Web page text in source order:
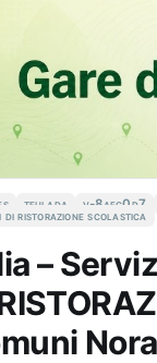
teulada v-8aec0d7
di ristorazione scolastica
–